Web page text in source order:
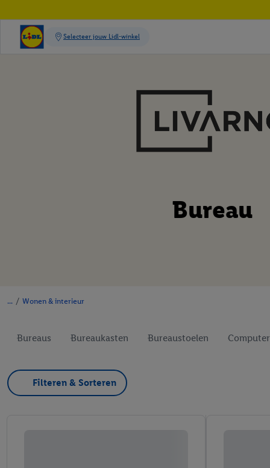
Bureau
/ Wonen & interieur
Bureaus Bureaukasten Bureaustoelen
Filteren & Sorteren